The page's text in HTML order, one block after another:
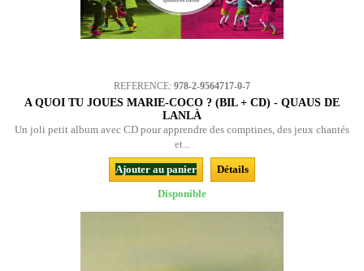
REFERENCE: 978-2-9564717-0-7
A QUOI TU JOUES MARIE-COCO ? (BIL + CD) - QUAUS DE
LANLÀ
Un joli petit album avec CD pour apprendre des comptines, des jeux chantés
et...
Ajouter au panier
Détails
Disponible